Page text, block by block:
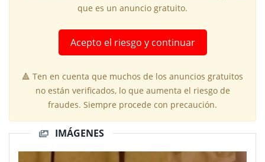
que es un anuncio gratuito.
Acepto el riesgo y continuar
🔺 Ten en cuenta que muchos de los anuncios gratuitos
no están verificados, lo que aumenta el riesgo de
fraudes. Siempre procede con precaución.
IMÁGENES